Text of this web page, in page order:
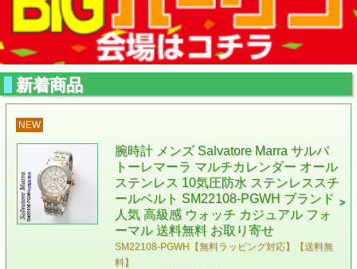
新着商品
NEW
腕時計 メンズ Salvatore Marra サルバ
トーレマーラ マルチカレンダー オール
ステンレス 10気圧防水 ステンレススチ
ールベルト SM22108-PGWH ブランド
人気 高級感 ウォッチ カジュアル フォ
ーマル 送料無料 お取り寄せ
SM22108-PGWH【無料ラッピング対応】【送料無
料】